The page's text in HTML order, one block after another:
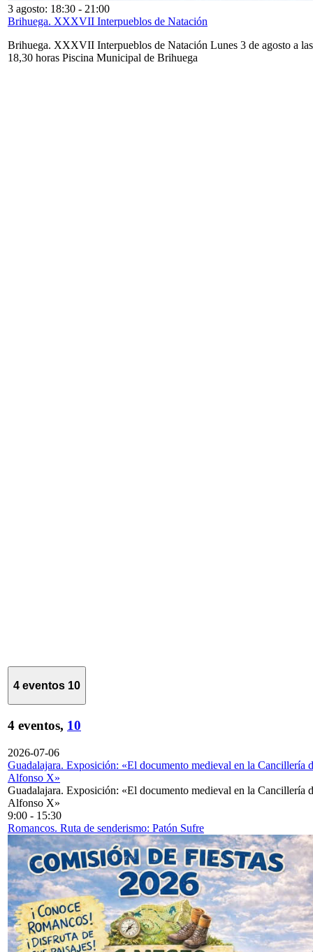
3 agosto: 18:30 - 21:00
Brihuega. XXXVII Interpueblos de Natación
Brihuega. XXXVII Interpueblos de Natación Lunes 3 de agosto a las
18,30 horas Piscina Municipal de Brihuega
4 eventos 10
4 eventos, 10
2026-07-06
Guadalajara. Exposición: «El documento medieval en la Cancillería
Alfonso X»
Guadalajara. Exposición: «El documento medieval en la Cancillería
Alfonso X»
9:00 - 15:30
Romancos. Ruta de senderismo: Patón Sufre